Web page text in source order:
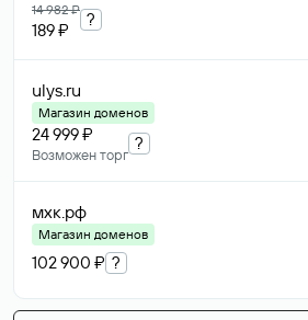
14 982 ₽
189 ₽
?
ulys.ru
Магазин доменов
24 999 ₽
Возможен торг
?
мхк.рф
Магазин доменов
102 900 ₽ ?